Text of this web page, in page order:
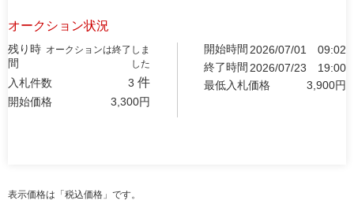
オークション状況
残り時
間
オークションは終了しま
した
入札件数 3 件
開始価格 3,300円
開始時間 2026/07/01
09:02
終了時間 2026/07/23
19:00
最低入札価格
3,900円
表示価格は「税込価格」です。